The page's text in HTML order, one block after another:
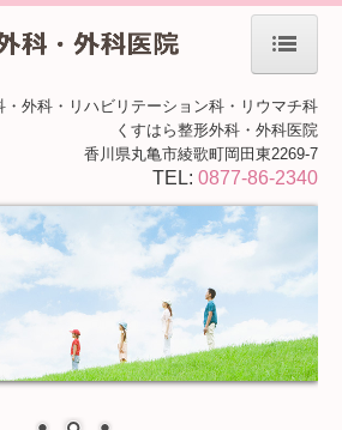
・外科・リハビリテーション科・リウマチ科
くすはら整形外科・外科医院
香川県丸亀市綾歌町岡田東2269-7
TEL: 0877-86-2340